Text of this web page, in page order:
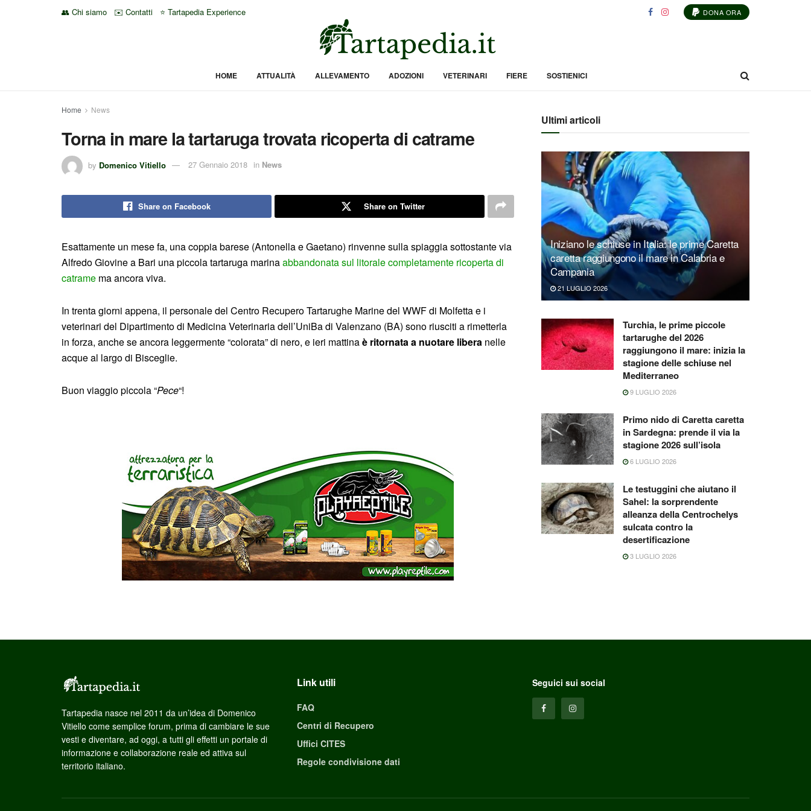
👥 Chi siamo ✉️ Contatti ⭐ Tartapedia Experience DONA ORA
HOME ATTUALITÀ ALLEVAMENTO ADOZIONI VETERINARI FIERE SOSTIENICI
Home News
Torna in mare la tartaruga trovata ricoperta di catrame
by Domenico Vitiello 27 Gennaio 2018 in News
Share on Facebook Share on Twitter
Esattamente un mese fa, una coppia barese (Antonella e Gaetano) rinvenne sulla spiaggia sottostante via
Alfredo Giovine a Bari una piccola tartaruga marinaabbandonata sul litorale completamente ricoperta di
catrame ma ancora viva.
In trenta giorni appena, il personale del Centro Recupero Tartarughe Marine del WWF di Molfetta e i
veterinari del Dipartimento di Medicina Veterinaria dell’UniBa di Valenzano (BA) sono riusciti a rimetterla
in forza, anche se ancora leggermente “colorata” di nero, e ieri mattinaè ritornata a nuotare libera nelle
acque al largo di Bisceglie.
Buon viaggio piccola “Pece“!
Ultimi articoli
Iniziano le schiuse in Italia: le prime Caretta
caretta raggiungono il mare in Calabria e
Campania
21 LUGLIO 2026
Turchia, le prime piccole
tartarughe del 2026
raggiungono il mare: inizia la
stagione delle schiuse nel
Mediterraneo
9 LUGLIO 2026
Primo nido di Caretta caretta
in Sardegna: prende il via la
stagione 2026 sull’isola
6 LUGLIO 2026
Le testuggini che aiutano il
Sahel: la sorprendente
alleanza della Centrochelys
sulcata contro la
desertificazione
3 LUGLIO 2026
Tartapedia nasce nel 2011 da un’idea di Domenico
Vitiello come semplice forum, prima di cambiare le sue
vesti e diventare, ad oggi, a tutti gli effetti un portale di
informazione e collaborazione reale ed attiva sul
territorio italiano.
Link utili
FAQ
Centri di Recupero
Uffici CITES
Regole condivisione dati
Seguici sui social